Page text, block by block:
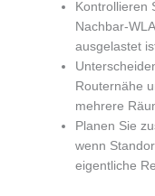
Kontrollieren
Nachbar-
ausgelastet
Routernähe
mehrere
Planen Sie
wenn
eigentliche